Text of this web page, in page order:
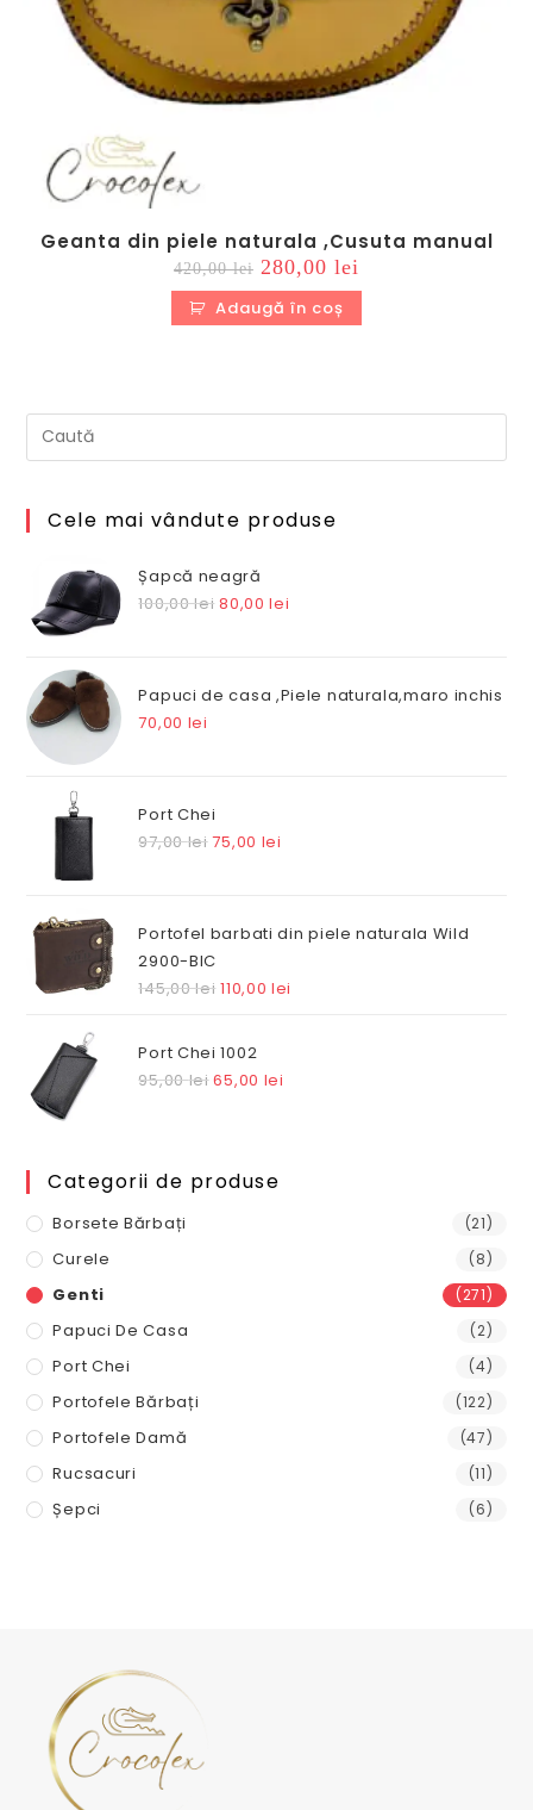
Geanta din piele naturala ,Cusuta manual
420,00lei Prețul
inițial
a
fost:
420,00 lei.
280,00 lei
este:
Adaugă în coș
Cele mai vândute produse
Șapcă neagră
100,00lei Prețul
fost:
80,00lei
80,00 lei.
Papuci de casa ,Piele naturala,maro inchis
70,00 lei
Port Chei
97,00leiPrețul
fost:
97,00 lei.
75,00 lei
75,00 lei.
Portofel barbati din piele naturala Wild
2900-BIC
145,00lei Prețul
a
fost:
110,00lei
Port Chei 1002
95,00leiPrețul
fost:
65,00 lei
Categorii de produse
Borsete Bărbați (21)
Curele (8)
Genti (271)
Papuci De Casa (2)
Port Chei (4)
Portofele Bărbați (122)
Portofele Damă (47)
Rucsacuri (11)
Șepci (6)